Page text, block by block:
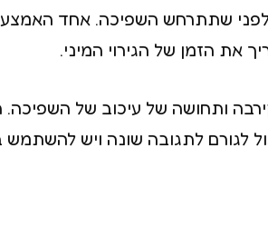
לפני שתתרחש השפיכה. אחד
את הזמן של הגירוי המיני.
ותחושה של עיכוב של השפיכה.
לגורם לתגובה שונה ויש